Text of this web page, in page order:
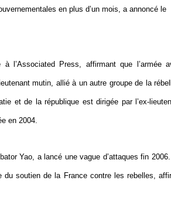
en plus d’un mois, a annoncé le
l’Associated Press, affirmant que l’armée
mutin, allié à un autre groupe de la
et de la république est dirigée par l’ex-
en 2004.
Yao, a lancé une vague d’attaques fin
soutien de la France contre les rebelles,